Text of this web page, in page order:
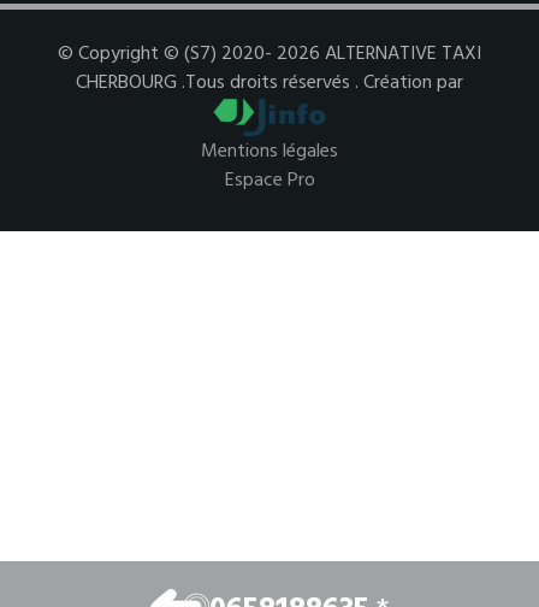
© Copyright © (S7) 2020- 2026 ALTERNATIVE TAXI
CHERBOURG .Tous droits réservés . Création par
Mentions légales
Espace Pro